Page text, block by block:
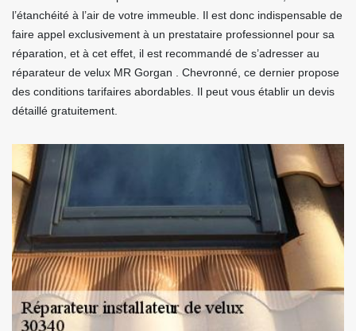
l’étanchéité à l’air de votre immeuble. Il est donc indispensable de
faire appel exclusivement à un prestataire professionnel pour sa
réparation, et à cet effet, il est recommandé de s’adresser au
réparateur de velux MR Gorgan . Chevronné, ce dernier propose
des conditions tarifaires abordables. Il peut vous établir un devis
détaillé gratuitement.